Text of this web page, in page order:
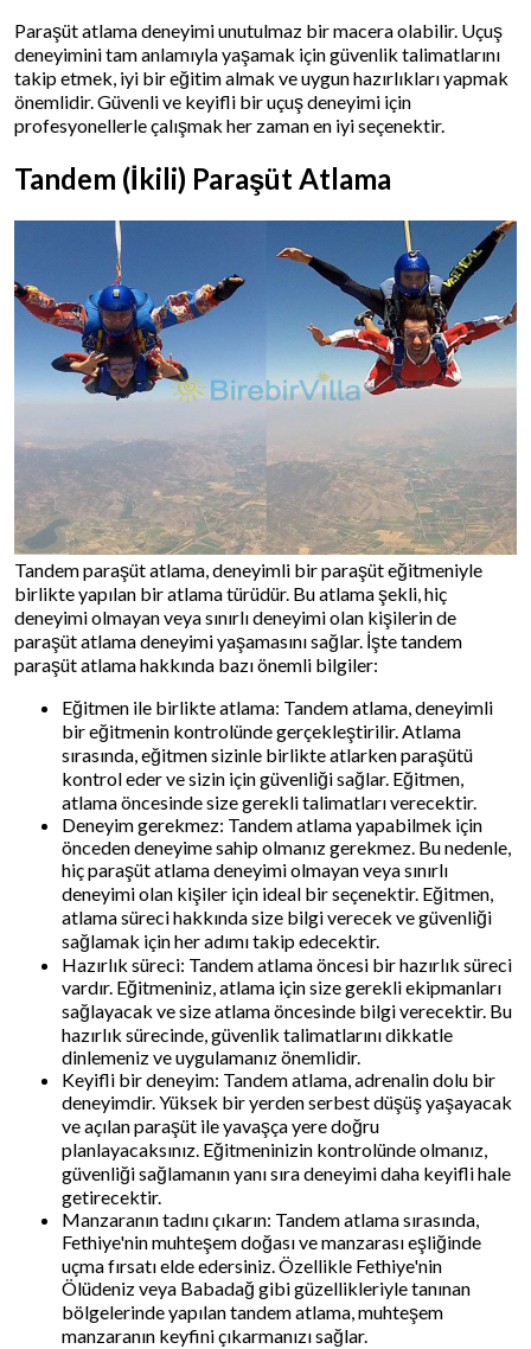
Paraşüt atlama deneyimi unutulmaz bir macera olabilir. Uçuş
deneyimini tam anlamıyla yaşamak için güvenlik talimatlarını
takip etmek, iyi bir eğitim almak ve uygun hazırlıkları yapmak
önemlidir. Güvenli ve keyifli bir uçuş deneyimi için
profesyonellerle çalışmak her zaman en iyi seçenektir.
Tandem (İkili) Paraşüt Atlama
Tandem paraşüt atlama, deneyimli bir paraşüt eğitmeniyle
birlikte yapılan bir atlama türüdür. Bu atlama şekli, hiç
deneyimi olmayan veya sınırlı deneyimi olan kişilerin de
paraşüt atlama deneyimi yaşamasını sağlar. İşte tandem
paraşüt atlama hakkında bazı önemli bilgiler:
Eğitmen ile birlikte atlama: Tandem atlama, deneyimli
bir eğitmenin kontrolünde gerçekleştirilir. Atlama
sırasında, eğitmen sizinle birlikte atlarken paraşütü
kontrol eder ve sizin için güvenliği sağlar. Eğitmen,
atlama öncesinde size gerekli talimatları verecektir.
Deneyim gerekmez: Tandem atlama yapabilmek için
önceden deneyime sahip olmanız gerekmez. Bu nedenle,
hiç paraşüt atlama deneyimi olmayan veya sınırlı
deneyimi olan kişiler için ideal bir seçenektir. Eğitmen,
atlama süreci hakkında size bilgi verecek ve güvenliği
sağlamak için her adımı takip edecektir.
Hazırlık süreci: Tandem atlama öncesi bir hazırlık süreci
vardır. Eğitmeniniz, atlama için size gerekli ekipmanları
sağlayacak ve size atlama öncesinde bilgi verecektir. Bu
hazırlık sürecinde, güvenlik talimatlarını dikkatle
dinlemeniz ve uygulamanız önemlidir.
Keyifli bir deneyim: Tandem atlama, adrenalin dolu bir
deneyimdir. Yüksek bir yerden serbest düşüş yaşayacak
ve açılan paraşüt ile yavaşça yere doğru
planlayacaksınız. Eğitmeninizin kontrolünde olmanız,
güvenliği sağlamanın yanı sıra deneyimi daha keyifli hale
getirecektir.
Manzaranın tadını çıkarın: Tandem atlama sırasında,
Fethiye'nin muhteşem doğası ve manzarası eşliğinde
uçma fırsatı elde edersiniz. Özellikle Fethiye'nin
Ölüdeniz veya Babadağ gibi güzellikleriyle tanınan
bölgelerinde yapılan tandem atlama, muhteşem
manzaranın keyfini çıkarmanızı sağlar.